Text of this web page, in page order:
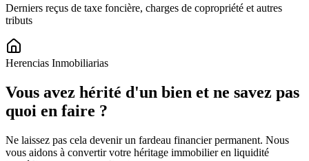
Derniers reçus de taxe foncière, charges de copropriété et autres
tributs
Herencias Inmobiliarias
Vous avez hérité d'un bien et ne savez pas
quoi en faire ?
Ne laissez pas cela devenir un fardeau financier permanent. Nous
vous aidons à convertir votre héritage immobilier en liquidité